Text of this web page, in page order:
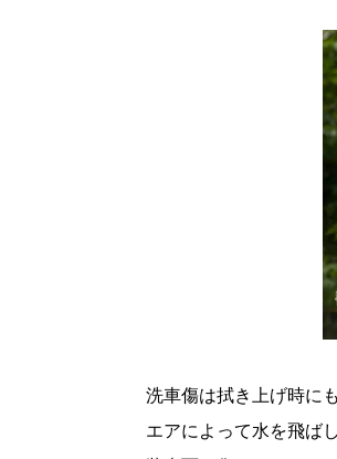
洗車傷は拭き上げ時に
エアによって水を飛ば